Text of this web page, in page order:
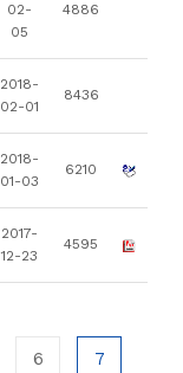
02-
05
4886
2018-
02-01
8436
2018-
01-03
6210
2017-
12-23
4595
6 7